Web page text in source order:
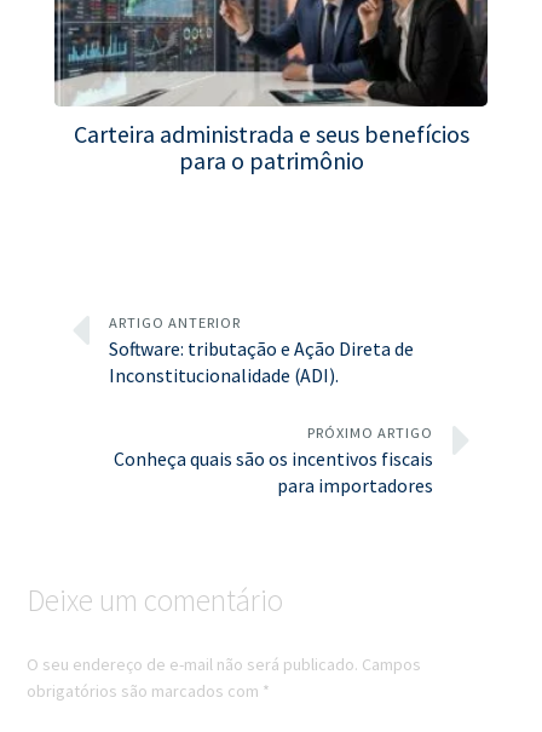
Carteira administrada e seus benefícios
para o patrimônio
ARTIGO ANTERIOR
Software: tributação e Ação Direta de
Inconstitucionalidade (ADI).
PRÓXIMO ARTIGO
Conheça quais são os incentivos fiscais
para importadores
Deixe um comentário
O seu endereço de e-mail não será publicado. Campos
obrigatórios são marcados com *